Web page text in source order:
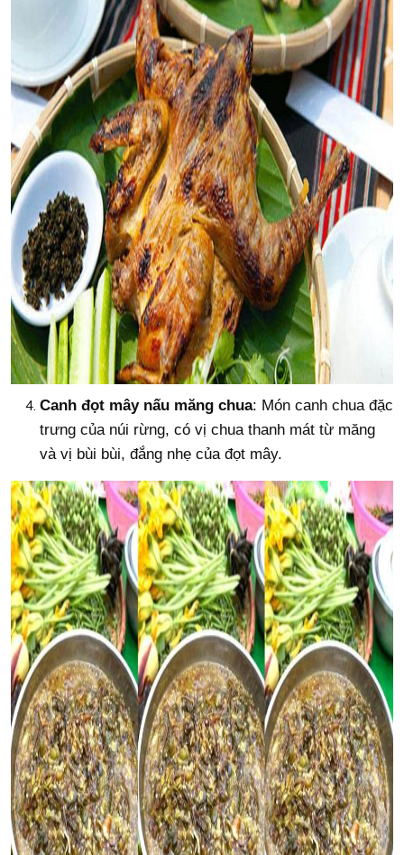
Canh đọt mây nấu măng chua: Món canh chua đặc
trưng của núi rừng, có vị chua thanh mát từ măng
và vị bùi bùi, đắng nhẹ của đọt mây.